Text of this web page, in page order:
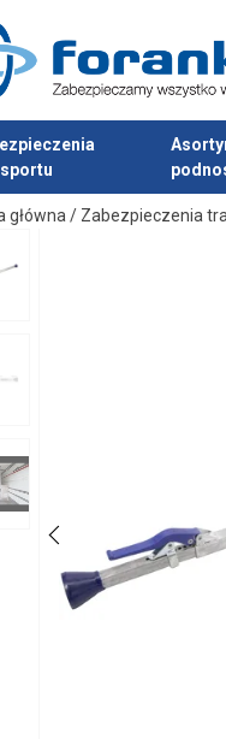
do zapytania
główna / Zabezpieczenia
Materiał:
Znakowanie: